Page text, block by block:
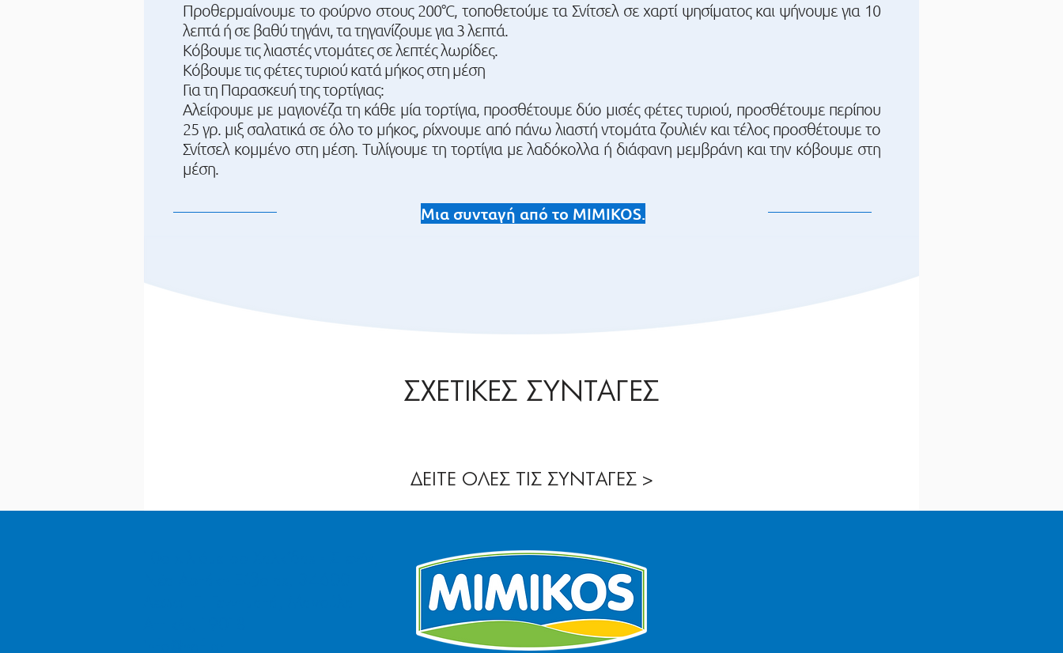
Προθερμαίνουμε το φούρνο στους 200°C, τοποθετούμε τα Σνίτσελ σε χαρτί ψησίματος και ψήνουμε για 10
λεπτά ή σε βαθύ τηγάνι, τα τηγανίζουμε για 3 λεπτά.
Κόβουμε τις λιαστές ντομάτες σε λεπτές λωρίδες.
Κόβουμε τις φέτες τυριού κατά μήκος στη μέση
Για τη Παρασκευή της τορτίγιας:
Αλείφουμε με μαγιονέζα τη κάθε μία τορτίγια, προσθέτουμε δύο μισές φέτες τυριού, προσθέτουμε περίπου
25 γρ. μιξ σαλατικά σε όλο το μήκος, ρίχνουμε από πάνω λιαστή ντομάτα ζουλιέν και τέλος προσθέτουμε το
Σνίτσελ κομμένο στη μέση. Τυλίγουμε τη τορτίγια με λαδόκολλα ή διάφανη μεμβράνη και την κόβουμε στη
μέση.
Μια συνταγή από το MIMIKOS.
ΣΧΕΤΙΚΕΣ ΣΥΝΤΑΓΕΣ
ΔΕΙΤΕ ΟΛΕΣ ΤΙΣ ΣΥΝΤΑΓΕΣ >